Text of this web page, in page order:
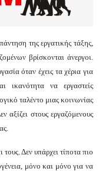
της εργατικής τάξης,
βρίσκονται άνεργοι.
όταν έχεις τα χέρια για
ικανότητα να εργαστείς
ταλέντο μιας κοινωνίας
αξίζει στους εργαζόμενους
τους. Δεν υπάρχει τίποτα πιο
μόνο και μόνο για να